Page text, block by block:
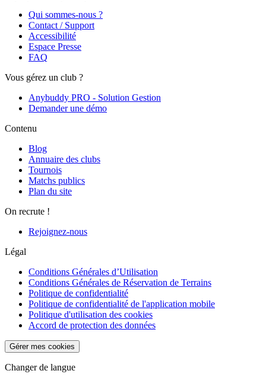
Qui sommes-nous ?
Contact / Support
Accessibilité
Espace Presse
FAQ
Vous gérez un club ?
Anybuddy PRO - Solution Gestion
Demander une démo
Contenu
Blog
Annuaire des clubs
Tournois
Matchs publics
Plan du site
On recrute !
Rejoignez-nous
Légal
Conditions Générales d’Utilisation
Conditions Générales de Réservation de Terrains
Politique de confidentialité
Politique de confidentialité de l'application mobile
Politique d'utilisation des cookies
Accord de protection des données
Gérer mes cookies
Changer de langue